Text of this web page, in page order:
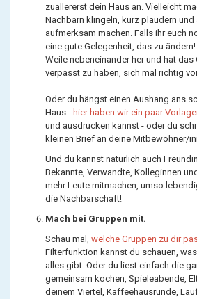
zuallererst dein Haus an. Vielleicht
Nachbarn klingeln, kurz plaudern und
aufmerksam machen. Falls ihr euch
eine gute Gelegenheit, das zu
Weile nebeneinander her und hat
verpasst zu haben, sich mal richtig
Oder du hängst einen Aushang ans
Haus - hier haben wir ein paar
und ausdrucken kannst - oder du
kleinen Brief an deine Mitbewohner/
Und du kannst natürlich auch
Bekannte, Verwandte, Kolleginnen
mehr Leute mitmachen, umso
die Nachbarschaft!
Mach bei Gruppen mit.
Schau mal, welche Gruppen zu dir
Filterfunktion kannst du schauen,
alles gibt. Oder du liest einfach die
gemeinsam kochen, Spieleabende,
deinem Viertel, Kaffeehausrunde,